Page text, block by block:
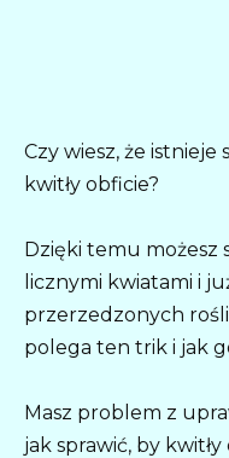
Czy wiesz, że
kwitły obficie?
Dzięki temu możesz
licznymi kwiatami i
przerzedzonych
polega ten trik i jak
Masz problem z
jak sprawić, by